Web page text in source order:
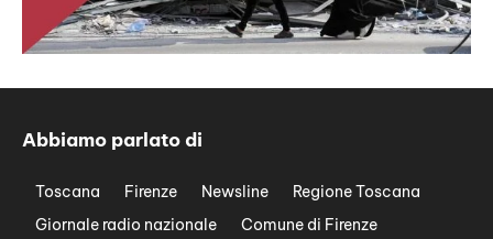
Abbiamo parlato di
Toscana Firenze Newsline
Regione Toscana
Giornale radio nazionale
Comune di Firenze